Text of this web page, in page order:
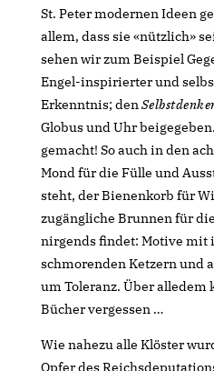
St. Peter modernen Ideen
allem, dass sie «nützlich»
sehen wir zum Beispiel
Engel-inspirierter und
Erkenntnis; den
Globus und Uhr
gemacht! So auch in den
Mond für die Fülle und
steht, der Bienenkorb für
zugängliche Brunnen für
nirgends findet: Motive mit
schmorenden Ketzern und
um Toleranz. Über alledem
Bücher vergessen …
Wie nahezu alle Klöster
Opfer des